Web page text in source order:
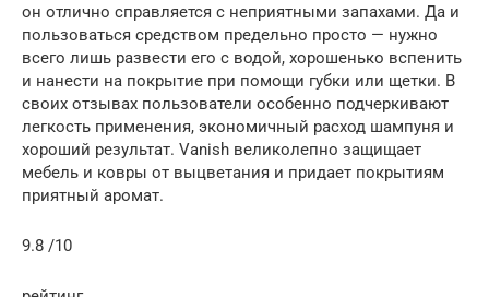
он отлично справляется с неприятными запахами. Да и
пользоваться средством предельно просто — нужно
всего лишь развести его с водой, хорошенько вспенить
и нанести на покрытие при помощи губки или щетки. В
своих отзывах пользователи особенно подчеркивают
легкость применения, экономичный расход шампуня и
хороший результат. Vanish великолепно защищает
мебель и ковры от выцветания и придает покрытиям
приятный аромат.
9.8 /10